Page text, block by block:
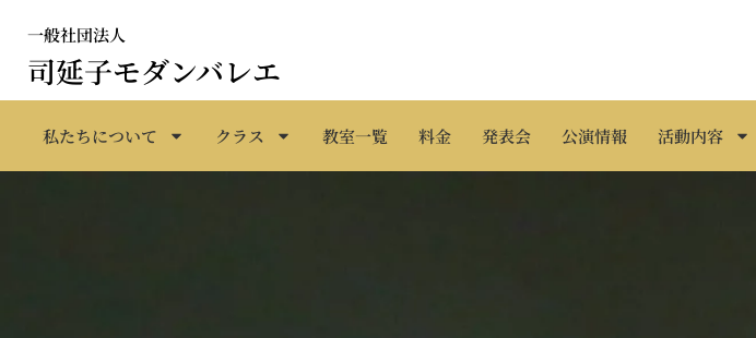
ス
一般社団法人
司延子モダンバレエ
私たちについて クラス 教室一覧 料金 発表会 公演情報 活動内容